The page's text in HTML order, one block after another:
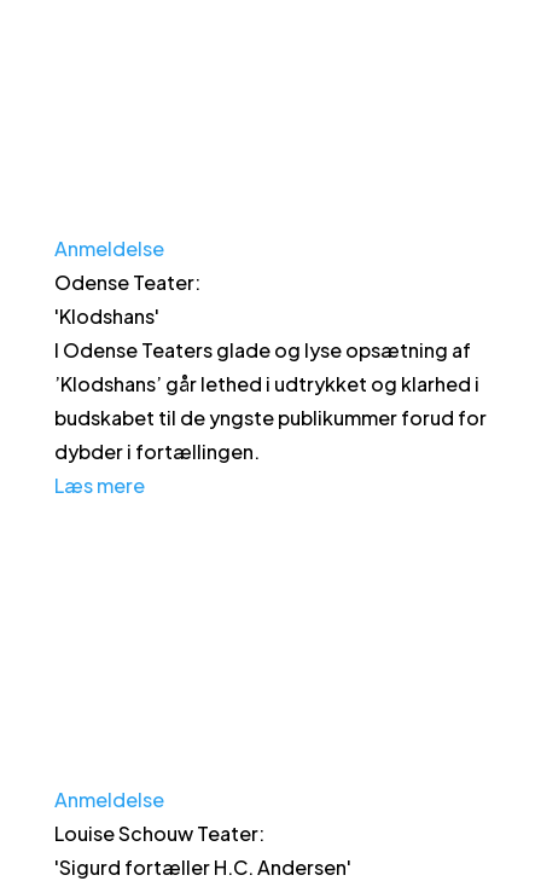
Anmeldelse
Odense Teater:
'Klodshans'
I Odense Teaters glade og lyse opsætning af
’Klodshans’ går lethed i udtrykket og klarhed i
budskabet til de yngste publikummer forud for
dybder i fortællingen.
Læs mere
Anmeldelse
Louise Schouw Teater:
'Sigurd fortæller H.C. Andersen'